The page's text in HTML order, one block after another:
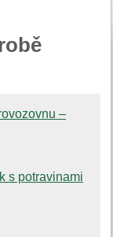
–
s potravinami